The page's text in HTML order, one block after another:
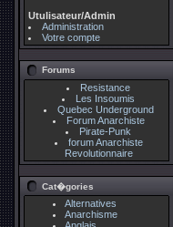
Utulisateur/Admin
Administration
Votre compte
Forums
Resistance
Les Insoumis
Quebec Underground
Forum Anarchiste
Pirate-Punk
forum Anarchiste
Revolutionnaire
Cat�gories
Alternatives
Anarchisme